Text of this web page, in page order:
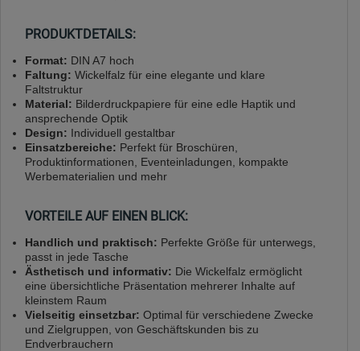
PRODUKTDETAILS:
Format: DIN A7 hoch
Faltung: Wickelfalz für eine elegante und klare
Faltstruktur
Material: Bilderdruckpapiere für eine edle Haptik und
ansprechende Optik
Design: Individuell gestaltbar
Einsatzbereiche: Perfekt für Broschüren,
Produktinformationen, Eventeinladungen, kompakte
Werbematerialien und mehr
VORTEILE AUF EINEN BLICK:
Handlich und praktisch: Perfekte Größe für unterwegs,
passt in jede Tasche
Ästhetisch und informativ: Die Wickelfalz ermöglicht
eine übersichtliche Präsentation mehrerer Inhalte auf
kleinstem Raum
Vielseitig einsetzbar: Optimal für verschiedene Zwecke
und Zielgruppen, von Geschäftskunden bis zu
Endverbrauchern